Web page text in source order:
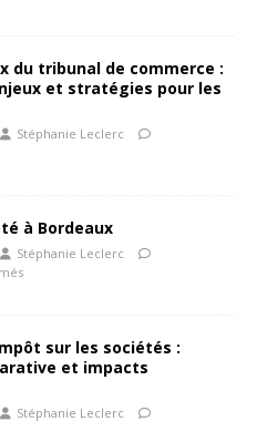
du tribunal de commerce :
et stratégies pour les
Stéphanie Leclerc
à Bordeaux
Stéphanie Leclerc
sur les sociétés :
et impacts
Stéphanie Leclerc